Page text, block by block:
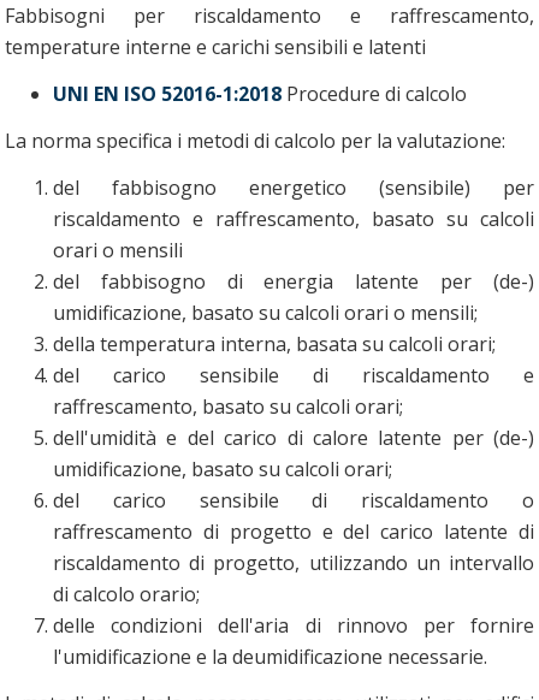
Fabbisogni per riscaldamento e raffrescamento,
temperature interne e carichi sensibili e latenti
UNI EN ISO 52016-1:2018 Procedure di calcolo
La norma specifica i metodi di calcolo per la valutazione:
del fabbisogno energetico (sensibile) per
riscaldamento e raffrescamento, basato su calcoli
orari o mensili
del fabbisogno di energia latente per (de-)
umidificazione, basato su calcoli orari o mensili;
della temperatura interna, basata su calcoli orari;
del carico sensibile di riscaldamento e
raffrescamento, basato su calcoli orari;
dell'umidità e del carico di calore latente per (de-)
umidificazione, basato su calcoli orari;
del carico sensibile di riscaldamento o
raffrescamento di progetto e del carico latente di
riscaldamento di progetto, utilizzando un intervallo
di calcolo orario;
delle condizioni dell'aria di rinnovo per fornire
l'umidificazione e la deumidificazione necessarie.